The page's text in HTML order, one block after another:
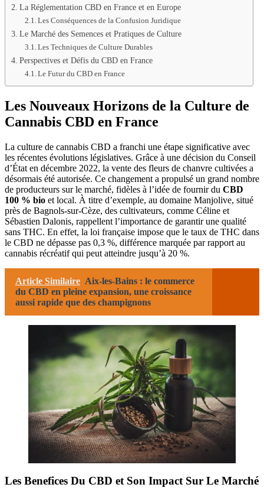
La Réglementation CBD en France et en Europe
Les Conséquences de la Confusion Juridique
Le Marché des Semences et Pratiques de Culture
Les Techniques de Culture Durables
Perspectives et Défis du CBD en France
Le Futur du CBD en France
Les Nouveaux Horizons de la Culture de
Cannabis CBD en France
La culture de cannabis CBD a franchi une étape significative avec
les récentes évolutions législatives. Grâce à une décision du Conseil
d’État en décembre 2022, la vente des fleurs de chanvre cultivées a
désormais été autorisée. Ce changement a propulsé un grand nombre
de producteurs sur le marché, fidèles à l’idée de fournir du CBD
100 % bio et local. À titre d’exemple, au domaine Manjolive, situé
près de Bagnols-sur-Cèze, des cultivateurs, comme Céline et
Sébastien Dalonis, rappellent l’importance de garantir une qualité
sans THC. En effet, la loi française impose que le taux de THC dans
le CBD ne dépasse pas 0,3 %, différence marquée par rapport au
cannabis récréatif qui peut atteindre jusqu’à 20 %.
Article Similaire Aix-les-Bains : le commerce
du CBD en pleine expansion, une croissance
aussi rapide que des champignons
Les Benefices Du CBD et Son Impact Sur Le Marché